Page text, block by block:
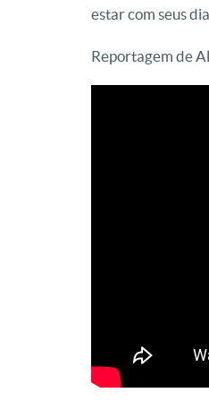
estar com seus
Reportagem de